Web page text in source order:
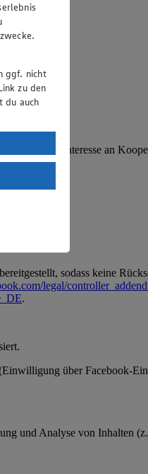
Interesse an
sodass keine
legal/
.
über Facebook-
und Analyse von Inhalten
ggf. nicht
zu den
du auch
DSGVO
mit
das